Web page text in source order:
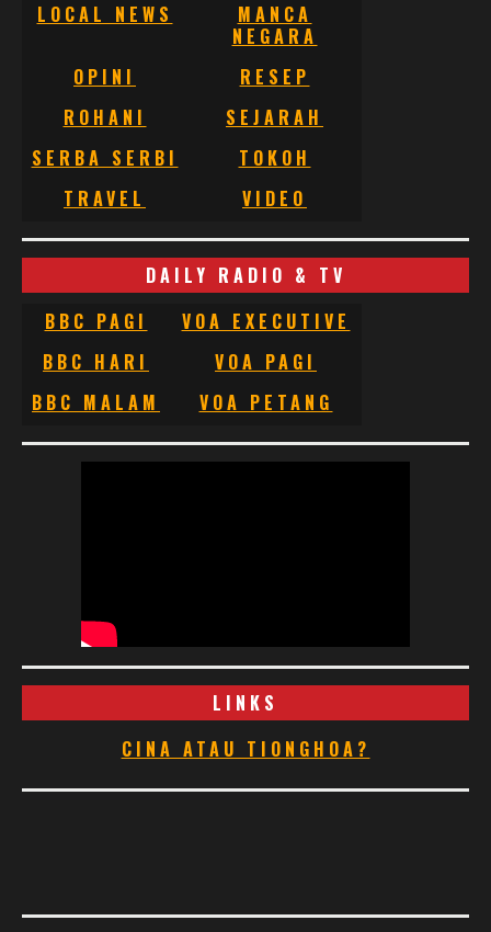
LOCAL NEWS
MANCA
NEGARA
OPINI
RESEP
ROHANI
SEJARAH
SERBA SERBI
TOKOH
TRAVEL
VIDEO
DAILY RADIO & TV
BBC PAGI
VOA EXECUTIVE
BBC HARI
VOA PAGI
BBC MALAM
VOA PETANG
LINKS
CINA ATAU TIONGHOA?